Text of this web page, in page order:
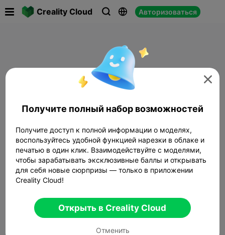
Creality Cloud   Авторизоваться

Получите полный набор возможностей
Получите доступ к полной информации о моделях,
воспользуйтесь удобной функцией нарезки в облаке и
печатью в один клик. Взаимодействуйте с моделями,
чтобы зарабатывать эксклюзивные баллы и открывать
для себя новые сюрпризы — только в приложении
Creality Cloud!
Открыть в Creality Cloud
Отменить